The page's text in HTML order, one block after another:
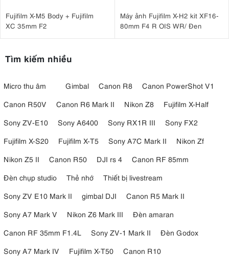
Fujifilm X-M5 Body + Fujifilm
XC 35mm F2
Máy ảnh Fujifilm X-H2 kit XF16-
80mm F4 R OIS WR/ Đen
Tìm kiếm nhiều
Micro thu âm Gimbal Canon R8
Canon PowerShot V1
Canon R50V
Canon R6 Mark II Nikon Z8
Fujifilm X-Half
Sony ZV-E10
Sony A6400 Sony RX1R III
Sony FX2
Fujifilm X-S20
Fujifilm X-T5 Sony A7C Mark II
Nikon Zf
Nikon Z5 II
Canon R50 DJI rs 4
Canon RF 85mm
Đèn chụp studio
Thẻ nhớ
Thiết bị livestream
Sony ZV E10 Mark II
gimbal DJI
Canon R5 Mark II
Sony A7 Mark V
Nikon Z6 Mark III
Đèn amaran
Canon RF 35mm F1.4L
Sony ZV-1 Mark II
Đèn Godox
Sony A7 Mark IV
Fujifilm X-T50
Canon R10